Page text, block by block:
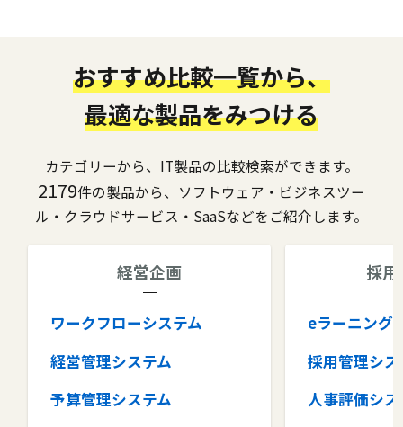
おすすめ比較一覧から、
最適な製品をみつける
カテゴリーから、IT製品の比較検索ができます。
2179件の製品から、ソフトウェア・ビジネスツー
ル・クラウドサービス・SaaSなどをご紹介します。
経営企画
ワークフローシステム
経営管理システム
予算管理システム
採
eラーニング
採用管理シス
人事評価シス